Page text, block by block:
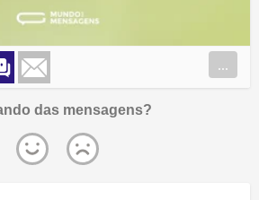
...
das mensagens?